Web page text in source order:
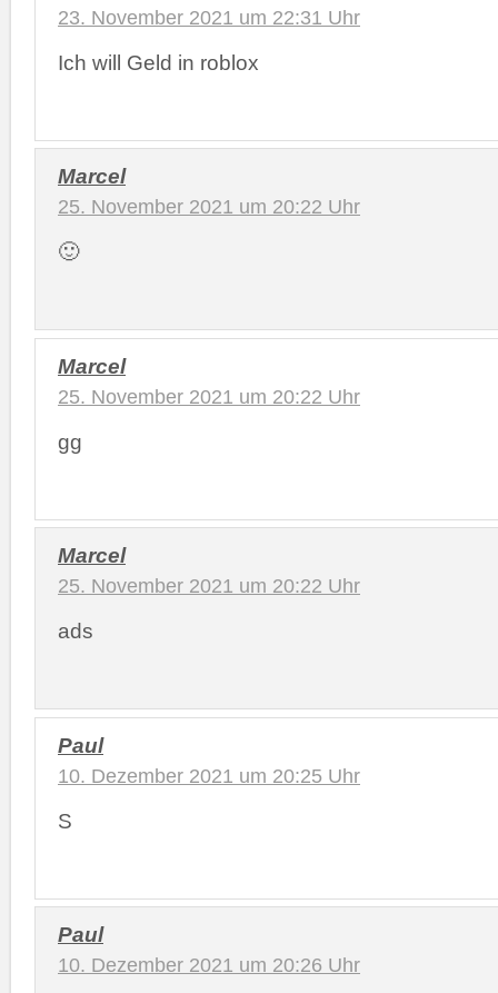
23. November 2021 um 22:31 Uhr
Ich will Geld in roblox
Marcel
25. November 2021 um 20:22 Uhr
🙂
Marcel
25. November 2021 um 20:22 Uhr
gg
Marcel
25. November 2021 um 20:22 Uhr
ads
Paul
10. Dezember 2021 um 20:25 Uhr
S
Paul
10. Dezember 2021 um 20:26 Uhr